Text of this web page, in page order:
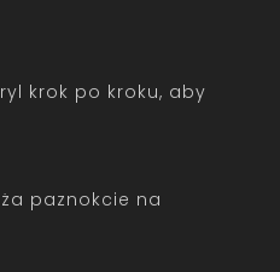
krok po kroku, aby
paznokcie na